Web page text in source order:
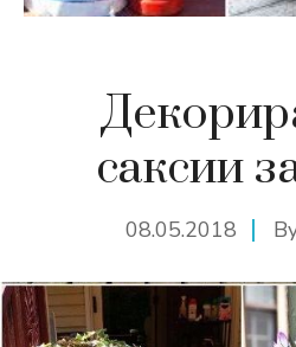
саксии
08.05.2018